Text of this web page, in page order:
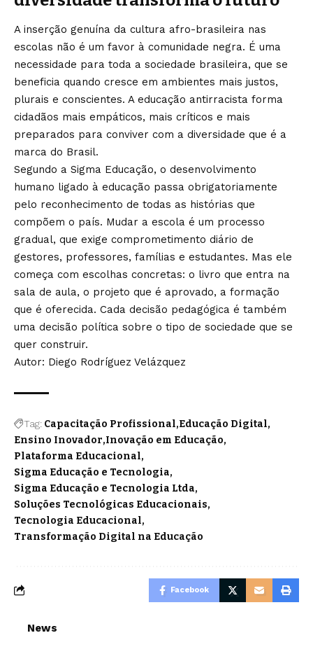
A inserção genuína da cultura afro-brasileira nas
escolas não é um favor à comunidade negra. É uma
necessidade para toda a sociedade brasileira, que se
beneficia quando cresce em ambientes mais justos,
plurais e conscientes. A educação antirracista forma
cidadãos mais empáticos, mais críticos e mais
preparados para conviver com a diversidade que é a
marca do Brasil.
Segundo a Sigma Educação, o desenvolvimento
humano ligado à educação passa obrigatoriamente
pelo reconhecimento de todas as histórias que
compõem o país. Mudar a escola é um processo
gradual, que exige comprometimento diário de
gestores, professores, famílias e estudantes. Mas ele
começa com escolhas concretas: o livro que entra na
sala de aula, o projeto que é aprovado, a formação
que é oferecida. Cada decisão pedagógica é também
uma decisão política sobre o tipo de sociedade que se
quer construir.
Autor: Diego Rodríguez Velázquez
Tag: Capacitação Profissional Educação Digital
Ensino Inovador Inovação em Educação
Plataforma Educacional
Sigma Educação e Tecnologia
Sigma Educação e Tecnologia Ltda
Soluções Tecnológicas Educacionais
Tecnologia Educacional
Transformação Digital na Educação
Facebook
News